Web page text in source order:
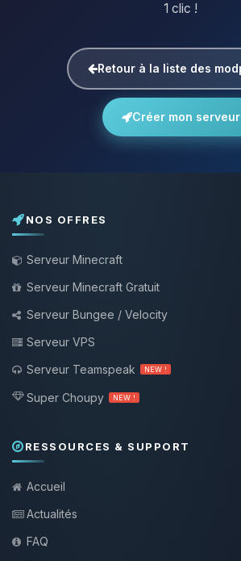
1 clic !
Retour à la liste des
Créer mon serveur
NOS OFFRES
Serveur Minecraft
Serveur Minecraft Gratuit
Serveur Bungee / Velocity
Serveur VPS
Serveur Teamspeak
NEW !
Super Choupy NEW !
RESSOURCES & SUPPORT
Accueil
Actualités
FAQ